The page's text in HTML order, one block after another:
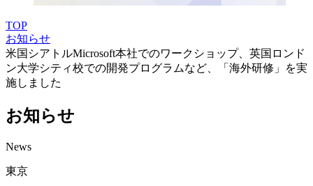
TOP
お知らせ
米国シアトルMicrosoft本社でのワークショップ、英国ロンド
ン大学シティ校での開発プログラムなど、「海外研修」を実
施しました
お知らせ
News
東京